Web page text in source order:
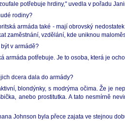
potřebuje hrdiny," uvedla v pořadu
rodiny?
armáda také - mají obrovský
zaměstnání, vzdělání, kde uniknou
v armádě?
potřebuje. Je to osoba, která je
dcera dala do armády?
blondýnky, s modrýma očima. Že je
anebo prostitutka. A tato nesmírně
Johnson byla přece zajata ve stejnou